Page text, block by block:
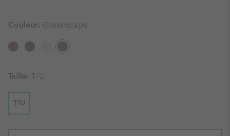
Couleur: Greenscape
Taille: T/U
T/U